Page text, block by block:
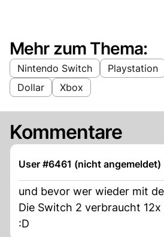
Mehr zum Thema:
Nintendo Switch Playstation
Dollar
Xbox
Kommentare
User #6461 (nicht angemeldet)
und bevor wer wieder mit
Die Switch 2 verbraucht
:D